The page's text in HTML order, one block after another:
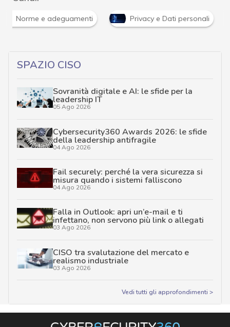
Norme e adeguamenti Privacy e Dati personali
SPAZIO CISO
Sovranità digitale e AI: le sfide per la
leadership IT
05 Ago 2026
Cybersecurity360 Awards 2026: le sfide
della leadership antifragile
04 Ago 2026
Fail securely: perché la vera sicurezza si
misura quando i sistemi falliscono
04 Ago 2026
Falla in Outlook: apri un’e-mail e ti
infettano, non servono più link o allegati
03 Ago 2026
CISO tra svalutazione del mercato e
realismo industriale
03 Ago 2026
Vedi tutti gli approfondimenti >